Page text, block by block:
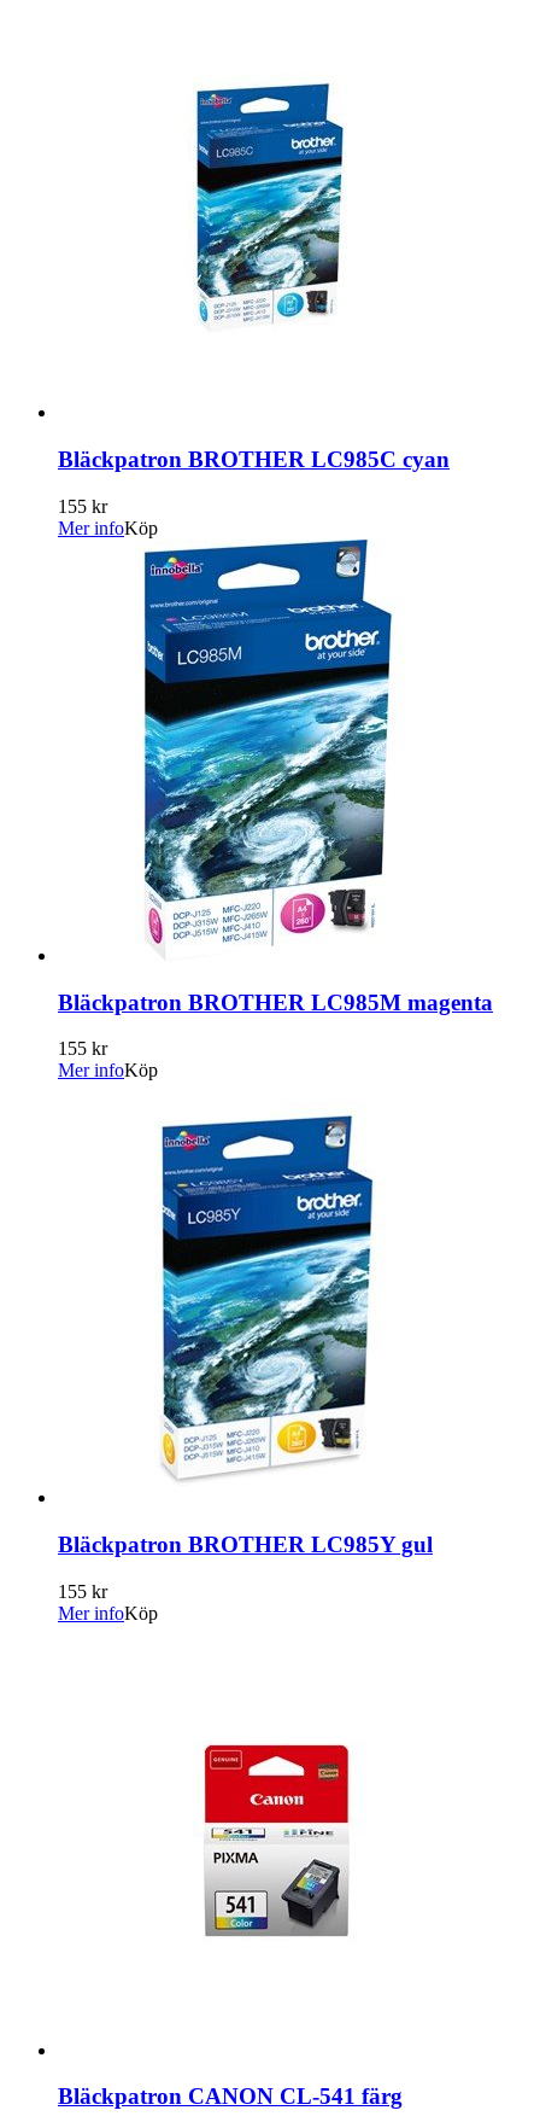
Bläckpatron BROTHER LC985C cyan
155 kr
Mer infoKöp
Bläckpatron BROTHER LC985M magenta
155 kr
Mer infoKöp
Bläckpatron BROTHER LC985Y gul
155 kr
Mer infoKöp
Bläckpatron CANON CL-541 färg